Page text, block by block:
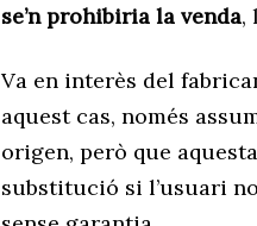
se’n prohibiria la venda,
Va en interès del
aquest cas, només
origen, però que
substitució si l’usuari